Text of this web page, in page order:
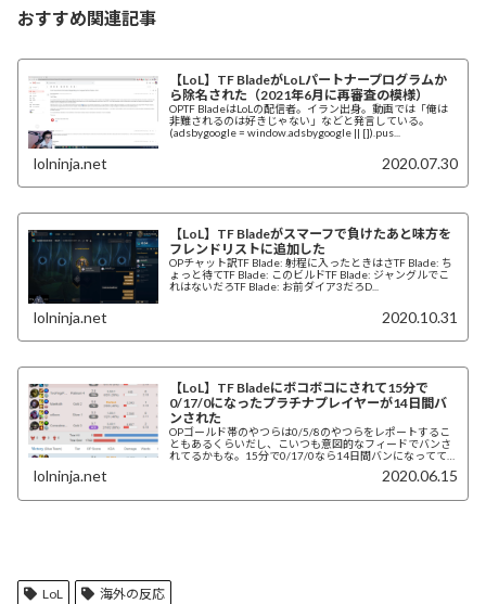
おすすめ関連記事
【LoL】TF BladeがLoLパートナープログラムか
ら除名された（2021年6月に再審査の模様）
OPTF BladeはLoLの配信者。イラン出身。動画では「俺は
非難されるのは好きじゃない」などと発言している。
(adsbygoogle = window.adsbygoogle || []).pus...
lolninja.net 2020.07.30
【LoL】TF Bladeがスマーフで負けたあと味方を
フレンドリストに追加した
OPチャット訳TF Blade: 射程に入ったときはさTF Blade: ち
ょっと待てTF Blade: このビルドTF Blade: ジャングルでこ
れはないだろTF Blade: お前ダイア3だろD...
lolninja.net 2020.10.31
【LoL】TF Bladeにボコボコにされて15分で
0/17/0になったプラチナプレイヤーが14日間バ
ンされた
OPゴールド帯のやつらは0/5/8のやつらをレポートするこ
ともあるくらいだし、こいつも意図的なフィードでバンさ
れてるかもな。15分で0/17/0なら14日間バンになってて
lolninja.net 2020.06.15
LoL 海外の反応